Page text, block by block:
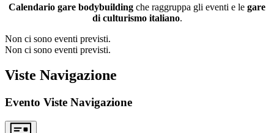
Calendario gare bodybuilding che raggruppa gli eventi e le gare
di culturismo italiano.
Non ci sono eventi previsti.
Non ci sono eventi previsti.
Viste Navigazione
Evento Viste Navigazione